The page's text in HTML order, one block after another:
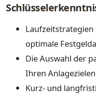
optimale
Die Auswahl der
Ihren
Kurz- und